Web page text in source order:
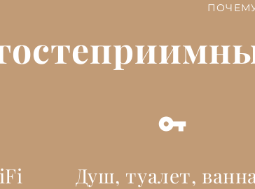
Душ, туалет,